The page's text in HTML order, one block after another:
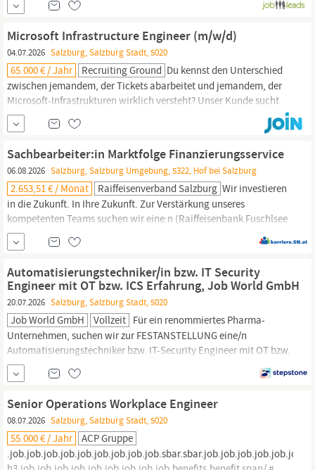
Weiterentwicklung von AD und M365/Entra ID. Sie arbeiten in
Sicherheit,
Netzwerk- und...
Microsoft Infrastructure Engineer (m/w/d)
04.07.2026 Salzburg, Salzburg Stadt, 5020
65.000 € / Jahr Recruiting Ground Du kennst den Unterschied
zwischen jemandem, der Tickets abarbeitet und jemandem, der
Microsoft-Infrastrukturen wirklich versteht? Unser Kunde sucht
keine klassische Support-Rolle. Gesucht wird jemand, der
Windows-, M365- und Active-Directory-
souverän
65.000...
Sachbearbeiter:in Marktfolge Finanzierungsservice
06.08.2026 Salzburg, Salzburg Umgebung, 5322, Hof bei Salzburg
2.653,51 € / Monat Raiffeisenverband Salzburg Wir investieren
in die Zukunft. In Ihre Zukunft. Zur Verstärkung unseres
kompetenten Teams suchen wir eine:n (Raiffeisenbank Fuschlsee
West | Bankstelle Hof, Voll- oder Teilzeit) Ihre Aufgaben: Von der
Erstellung und Finalisierung von Kreditanträgen über die
Bewertung von Liegenschaften und
Bearbeitung von Wohnbau- und KMU...
Automatisierungstechniker/in bzw. IT Security
Engineer mit OT bzw. ICS Erfahrung, Job World GmbH
20.07.2026 Salzburg, Salzburg Stadt, 5020
Job World GmbH Vollzeit Für ein renommiertes Pharma-
Unternehmen, suchen wir zur FESTANSTELLUNG eine/n
Automatisierungstechniker bzw. IT-Security Engineer mit OT bzw.
ICS Erfahrung (m/w/d) Gesamtverantwortung für die OT-
Sicherheitsarchitektur
Weiterentwicklung von...
Senior Operations Workplace Engineer
08.07.2026 Salzburg, Salzburg Stadt, 5020
55.000 € / Jahr
ACP Gruppe